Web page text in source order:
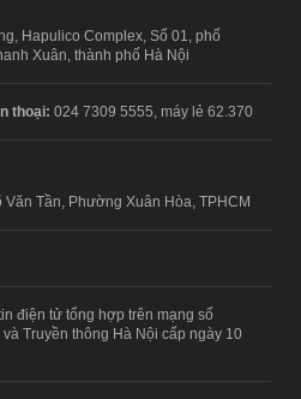
Hapulico Complex, Số 01, phố
Xuân, thành phố Hà Nội
thoại: 024 7309 5555, máy lẻ 62.370
Tần, Phường Xuân Hòa, TPHCM
điện tử tổng hợp trên mạng số
Truyền thông Hà Nội cấp ngày 10